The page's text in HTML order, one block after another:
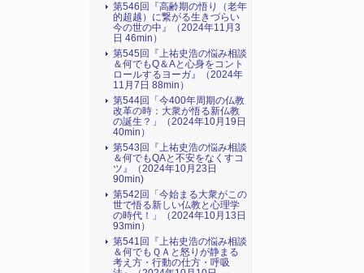
第546回『高齢期の悟り（老年
的超越）に繋がる生きづらい
今の世の中』（2024年11月3
日 46min）
第545回『上祐史浩の悩み相談
＆何でもQ＆Aと心身をコント
ロールするヨーガ』（2024年
11月7日 88min）
第544回「今400年周期の仏教
改革の時：大衆が悟る新仏教
の誕生？」（2024年10月19日
40min）
第543回『上祐史浩の悩み相談
＆何でもQAと不安をなくすコ
ツ』（2024年10月23日
90min)
第542回「今始まる大衆がこの
世で悟る新しい仏教と心理学
の時代！」（2024年10月13日
93min）
第541回『上祐史浩の悩み相談
＆何でもＱＡと怒りが静まる
考え方・行動の仕方・呼吸